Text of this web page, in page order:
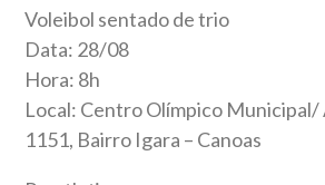
Voleibol sentado de trio
Data: 28/08
Hora: 8h
Local: Centro Olímpico Municipal/
1151, Bairro Igara – Canoas